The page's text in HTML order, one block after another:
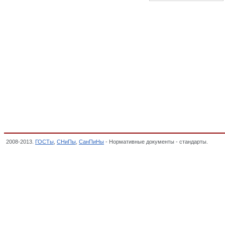
2008-2013. ГОСТы СНиПы СанПиНы - Нормативные документы - стандарты.